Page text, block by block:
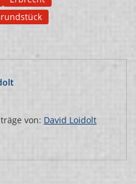
von: David Loidolt